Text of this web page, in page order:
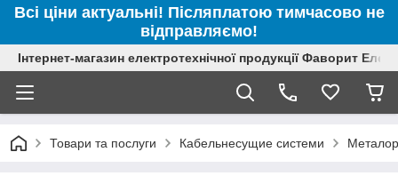
Всі ціни актуальні! Післяплатою тимчасово не
відправляємо!
Інтернет-магазин електротехнічної продукції Фаворит
Товари та послуги Кабельнесущие системи